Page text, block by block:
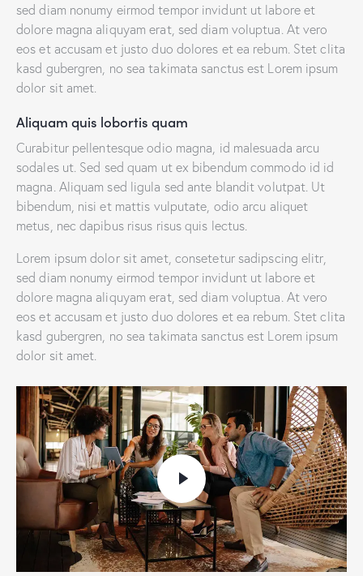
sed diam nonumy eirmod tempor invidunt ut labore et
dolore magna aliquyam erat, sed diam voluptua. At vero
eos et accusam et justo duo dolores et ea rebum. Stet clita
kasd gubergren, no sea takimata sanctus est Lorem ipsum
dolor sit amet.
Aliquam quis lobortis quam
Curabitur pellentesque odio magna, id malesuada arcu
sodales ut. Sed sed quam ut ex bibendum commodo id id
magna. Aliquam sed ligula sed ante blandit volutpat. Ut
bibendum, nisi et mattis vulputate, odio arcu aliquet
metus, nec dapibus risus risus quis lectus.
Lorem ipsum dolor sit amet, consetetur sadipscing elitr,
sed diam nonumy eirmod tempor invidunt ut labore et
dolore magna aliquyam erat, sed diam voluptua. At vero
eos et accusam et justo duo dolores et ea rebum. Stet clita
kasd gubergren, no sea takimata sanctus est Lorem ipsum
dolor sit amet.